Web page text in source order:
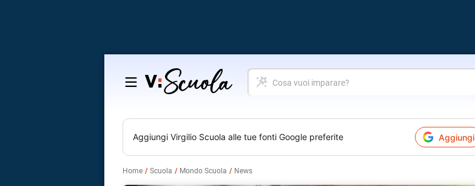
Salta
contenuto
Cosa
vuoi
Aggiungi Virgilio Scuola alle tue fonti Google preferite Aggiungi
Home Scuola Mondo Scuola News